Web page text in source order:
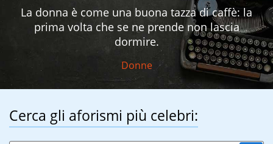
La donna è come una buona tazza di caffè: la
prima volta che se ne prende non lascia
dormire.
Donne
Cerca gli aforismi più celebri: